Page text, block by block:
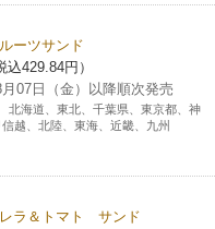
ーツサンド
込429.84円）
07日（金）以降順次発売
北海道、東北、千葉県、東京都、神
越、北陸、東海、近畿、九州
ラ＆トマト サンド